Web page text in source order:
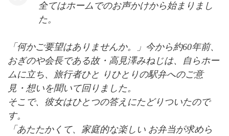
全てはホームでのお声かけから始まりまし
た。
「何かご要望はありませんか。」今から約60年前、
おぎのや会長である故・高見澤みねじは、自らホー
ムに立ち、旅行者ひと りひとりの駅弁へのご意
見・想いを聞いて回りました。
そこで、彼女はひとつの答えにたどりついたので
す。
「あたたかくて、家庭的な楽しい お弁当が求めら